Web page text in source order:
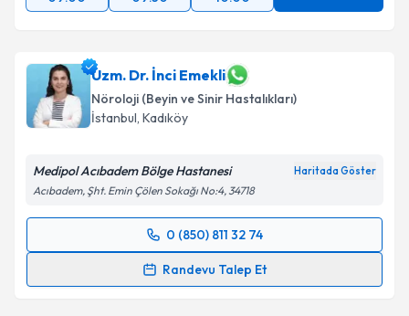
Uzm. Dr. İnci Emekli
Nöroloji (Beyin ve Sinir Hastalıkları)
İstanbul, Kadıköy
Medipol Acıbadem Bölge Hastanesi Haritada Göster
Acıbadem, Şht. Emin Çölen Sokağı No:4, 34718
0 (850) 811 32 74
Randevu Talep Et
Randevu Takvimi Talebi